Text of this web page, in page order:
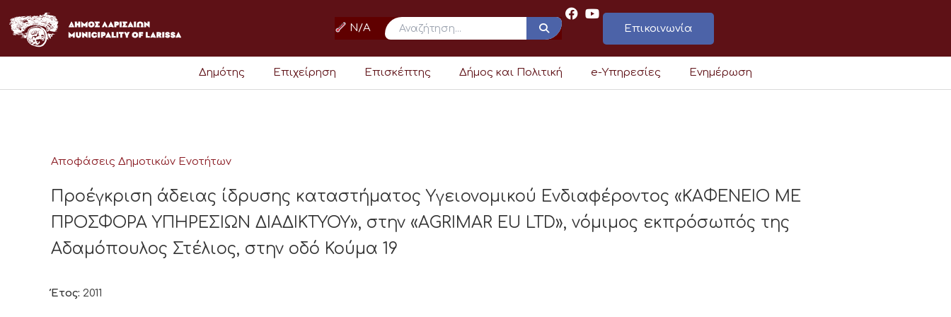
στο
περιεχόμενο
N/A Επικοινωνία
Δημότης Επιχείρηση Επισκέπτης Δήμος και Πολιτική e-Υπηρεσίες Ενημέρωση
Αποφάσεις Δημοτικών Ενοτήτων
Προέγκριση άδειας ίδρυσης καταστήματος Υγειονομικού Ενδιαφέροντος «ΚΑΦΕΝΕΙΟ ΜΕ
ΠΡΟΣΦΟΡΑ ΥΠΗΡΕΣΙΩΝ ΔΙΑΔΙΚΤΥΟΥ», στην «AGRIMAR EU LTD», νόμιμος εκπρόσωπός της
Αδαμόπουλος Στέλιος, στην οδό Κούμα 19
Έτος: 2011